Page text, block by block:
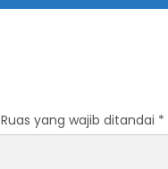
Ruas yang wajib ditandai *